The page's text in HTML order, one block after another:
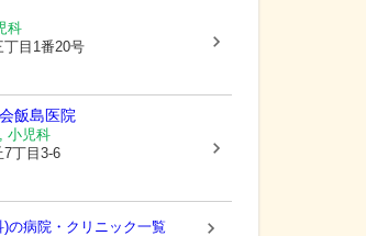
科
丁目1番20号
飯島医院
小児科
7丁目3-6
)の病院・クリニック一覧